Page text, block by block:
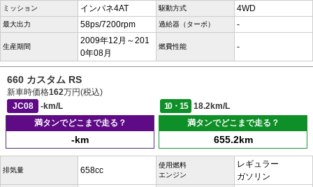
ミッション インパネ4AT 駆動方式 4WD
最大出力 58ps/7200rpm 過給器（ターボ） -
生産期間
2009年12月～201
0年08月
燃費性能 -
660 カスタム RS
新車時価格162万円(税込)
JC08
-km/L 10・15
18.2km/L
満タンでどこまで走る？
-km
満タンでどこまで走る？
655.2km
排気量 658cc
使用燃料
エンジン
レギュラー
ガソリン